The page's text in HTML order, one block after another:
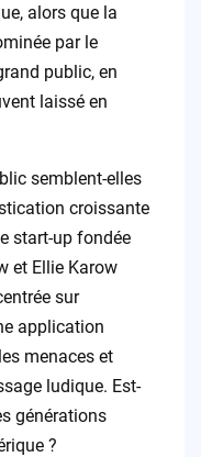
alors que la
par le
public, en
laissé en
semblent-elles
croissante
start-up fondée
et Ellie Karow
sur
application
menaces et
ludique. Est-
générations
?